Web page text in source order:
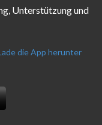
Unterstützung und
die App herunter